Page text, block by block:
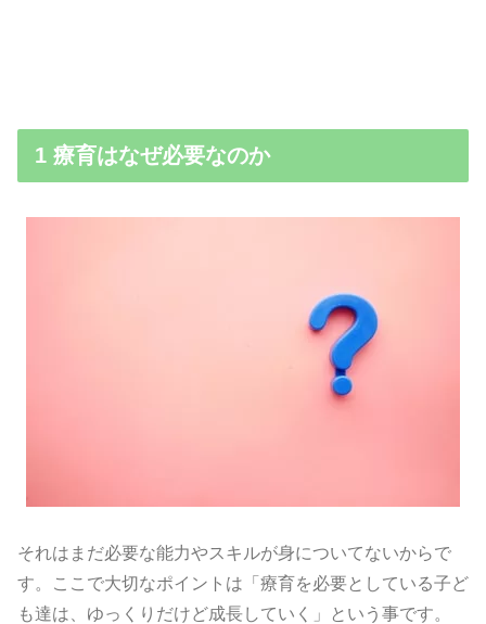
1 療育はなぜ必要なのか
それはまだ必要な能力やスキルが身についてないからで
す。
ここで大切なポイントは「療育を必要としている子ど
も達は、 ゆっくりだけど成長していく」という事です。